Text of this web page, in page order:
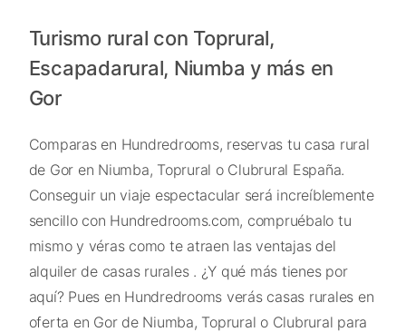
Turismo rural con Toprural,
Escapadarural, Niumba y más en
Gor
Comparas en Hundredrooms, reservas tu casa rural
de Gor en Niumba, Toprural o Clubrural España.
Conseguir un viaje espectacular será increíblemente
sencillo con Hundredrooms.com, compruébalo tu
mismo y véras como te atraen las ventajas del
alquiler de casas rurales . ¿Y qué más tienes por
aquí? Pues en Hundredrooms verás casas rurales en
oferta en Gor de Niumba, Toprural o Clubrural para